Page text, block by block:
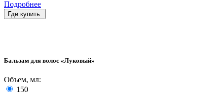
Подробнее
Где купить
Бальзам для волос «Луковый»
Объем, мл:
150